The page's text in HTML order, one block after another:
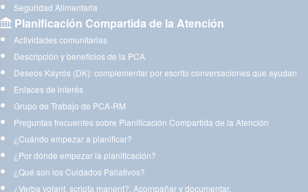
Seguridad Alimentaria
Planificación Compartida de la Atención
Actividades comunitarias
Descripción y beneficios de la PCA
Deseos Kayrós (DK): complementar por escrito conversaciones que ayudan
Enlaces de interés
Grupo de Trabajo de PCA-RM
Preguntas frecuentes sobre Planificación Compartida de la Atención
¿Cuándo empezar a planificar?
¿Por dónde empezar la planificación?
¿Qué son los Cuidados Paliativos?
¿Verba volant, scripta manent?. Acompañar y documentar.